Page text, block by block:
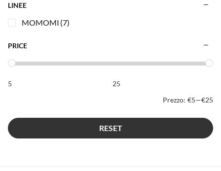
LINEE
MOMOMI (7)
PRICE
Prezzo: €5—€25
RESET